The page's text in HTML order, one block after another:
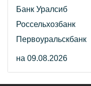
Банк Уралсиб
Россельхозбанк
Первоуральскбанк
на 09.08.2026